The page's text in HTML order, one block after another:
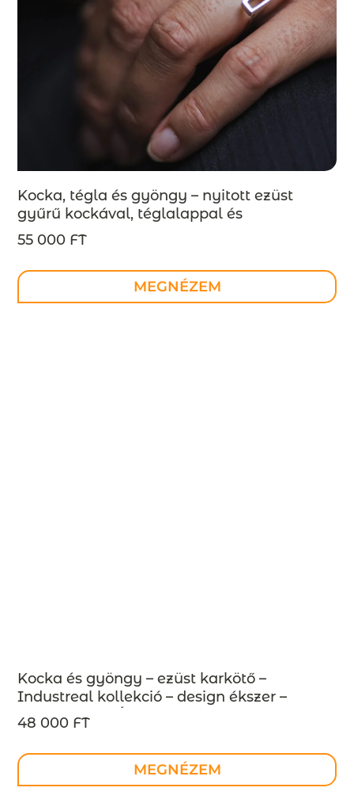
Kocka, tégla és gyöngy – nyitott ezüst
gyűrű kockával, téglalappal és
gyönggyel, INDUSTREAL kollekció –
MEGRENDELÉSRE
55 000 FT
MEGNÉZEM
Kocka és gyöngy – ezüst karkötő –
Industreal kollekció – design ékszer –
MEGRENDELÉSRE
48 000 FT
MEGNÉZEM